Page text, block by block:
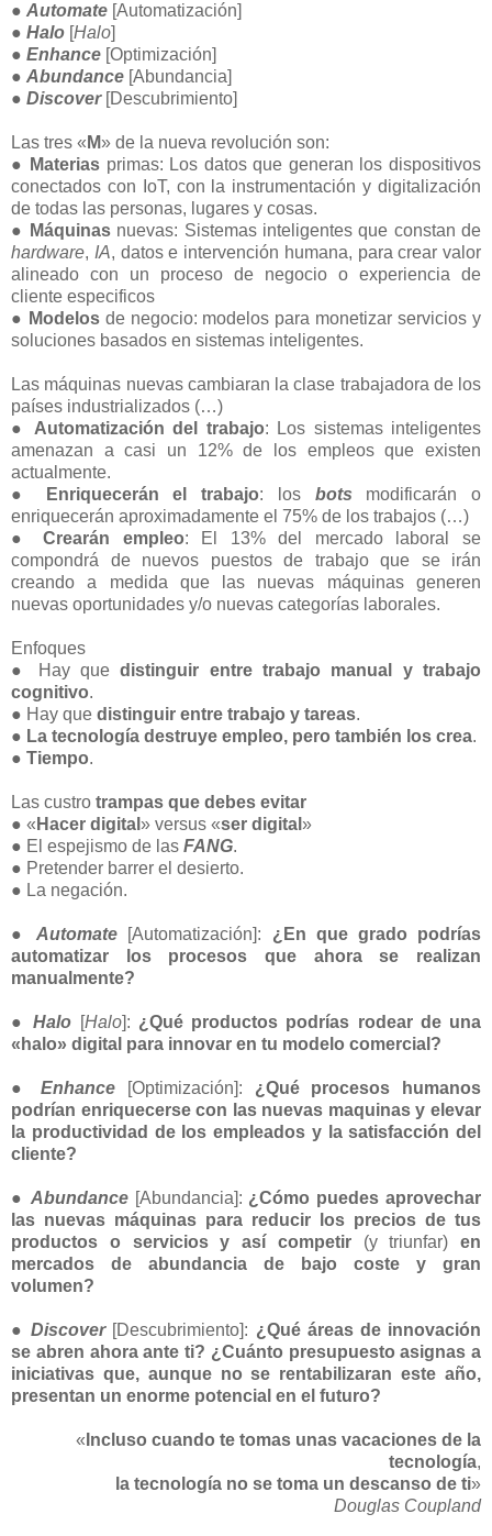
● Automate [Automatización]
● Halo [Halo]
● Enhance [Optimización]
● Abundance [Abundancia]
● Discover[Descubrimiento]
Las tres « M» de la nueva revolución son:
●
Materias primas: Los datos que generan los dispositivos
conectados con IoT, con la instrumentación y digitalización
de todas las personas, lugares y cosas.
●
Máquinasnuevas: Sistemas inteligentes que constan de
hardware, IA, datos e intervención humana, para crear valor
alineado con un proceso de negocio o experiencia de
cliente especificos
● Modelosde negocio: modelos para monetizar servicios y
soluciones basados en sistemas inteligentes.
Las máquinas nuevas cambiaran la clase trabajadora de los
países industrializados (…)
● Automatización del trabajo: Los sistemas inteligentes
amenazan a casi un 12% de los empleos que existen
actualmente.
●
Enriquecerán el trabajo: los bots modificarán o
enriquecerán aproximadamente el 75% de los trabajos (…)
●Crearán empleo: El 13% del mercado laboral se
compondrá de nuevos puestos de trabajo que se irán
creando a medida que las nuevas máquinas generen
nuevas oportunidades y/o nuevas categorías laborales.
Enfoques
● Hay quedistinguir entre trabajo manual y trabajo
cognitivo.
● Hay que distinguir entre trabajo y tareas.
● La tecnología destruye empleo, pero también los crea.
● Tiempo.
Las custro trampas que debes evitar
● « Hacer digital » versus «ser digital »
● El espejismo de las FANG.
● Pretender barrer el desierto.
● La negación.
● Automate [Automatización]: ¿En que grado podrías
automatizar los procesos que ahora se realizan
manualmente?
●Halo [Halo]: ¿Qué productos podrías rodear de una
«halo» digital para innovar en tu modelo comercial?
●Enhance [Optimización]: ¿Qué procesos humanos
podrían enriquecerse con las nuevas maquinas y elevar
la productividad de los empleados y la satisfacción del
cliente?
● Abundance[Abundancia]: ¿Cómo puedes aprovechar
las nuevas máquinas para reducir los precios de tus
productos o servicios y así competir (y triunfar) en
mercados de abundancia de bajo coste y gran
volumen?
●Discover[Descubrimiento]: ¿Qué áreas de innovación
se abren ahora ante ti? ¿Cuánto presupuesto asignas a
iniciativas que, aunque no se rentabilizaran este año,
presentan un enorme potencial en el futuro?
« Incluso cuando te tomas unas vacaciones de la
tecnología,
la tecnología no se toma un descanso de ti»
Douglas Coupland